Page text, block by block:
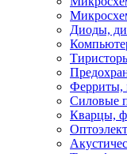
Диоды,
Ферриты,
Силовые
Кварцы,